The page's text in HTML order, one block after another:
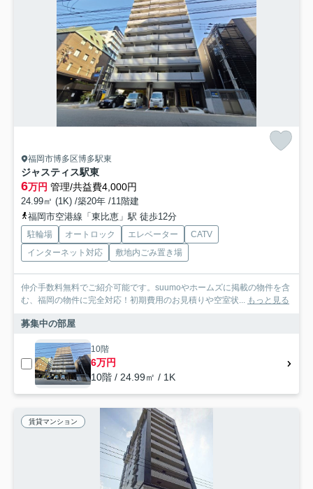
福岡市博多区博多駅東
ジャスティス駅東
6万円 管理/共益費4,000円
24.99㎡ (1K) /築20年 /11階建
福岡市空港線「東比恵」駅 徒歩12分
駐輪場 オートロック エレベーター
CATV
インターネット対応
敷地内ごみ置き場
仲介手数料無料でご紹介可能です。suumoやホームズに掲載の物件を含
む、福岡の物件に完全対応！初期費用のお見積りや空室状... もっと見る
募集中の部屋
10階
6万円
10階 / 24.99㎡ / 1K
賃貸マンション